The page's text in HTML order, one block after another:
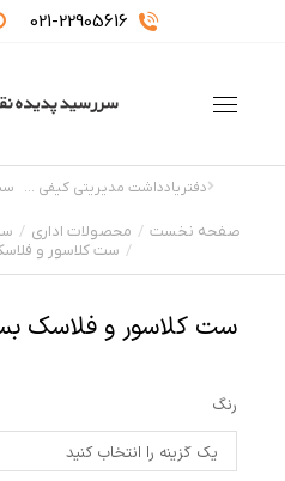
021-22905616
مکان شما:
صفحه نخست محصولات اداری
ست کلاسور و فلاسک
دفتریادداشت مدیریتی کیفی چرمی
ست کلاسور و فلاسک بسته 3
رنگ